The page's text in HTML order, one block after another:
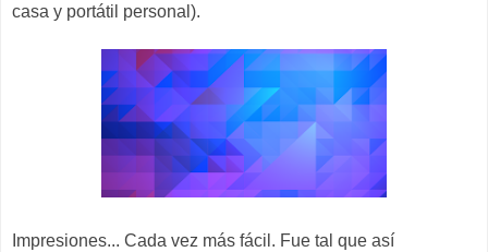
casa y portátil personal).
Impresiones... Cada vez más fácil. Fue tal que así